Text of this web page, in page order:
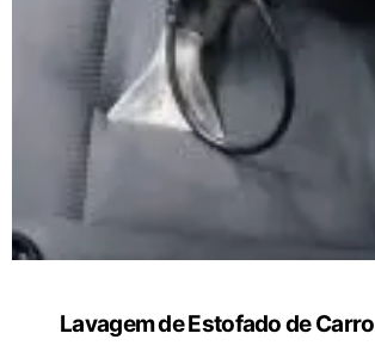
Lavagem de Estofado de Carro